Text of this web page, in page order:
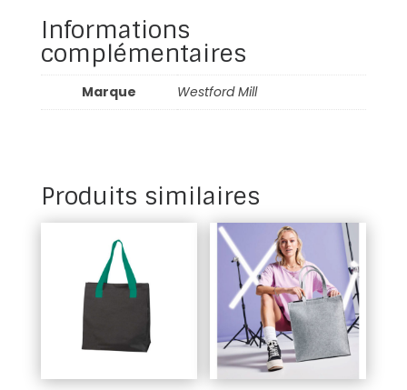
Informations
complémentaires
Marque Westford Mill
Produits similaires